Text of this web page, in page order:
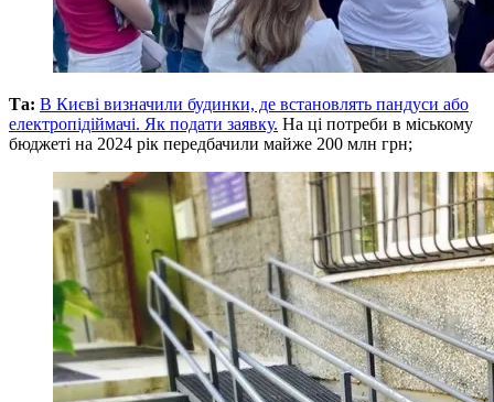
Та: В Києві визначили будинки, де встановлять пандуси або
електропідіймачі. Як подати заявку. На ці потреби в міському
бюджеті на 2024 рік передбачили майже 200 млн грн;